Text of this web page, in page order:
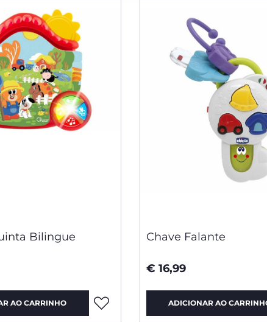
Bilingue
AO CARRINHO
Chave Falante
€ 16,99
ADICIONAR AO